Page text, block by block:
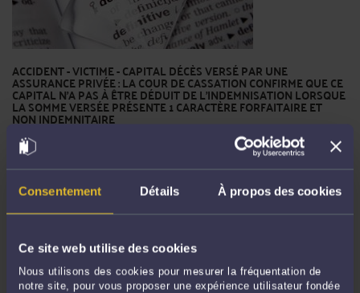
Consentement Détails À propos des cookies
Ce site web utilise des cookies
Nous utilisons des cookies pour mesurer la fréquentation de
notre site, pour vous proposer une expérience utilisateur fondée
ACCIDENT - VICTIME - CAPITAL DÉCÈS VERSÉ PAR UNE
ASSURANCE PRIVÉE : LA COUR DE CASSATION CONFIRME QUE CE
CAPITAL N’A PAS À ÊTRE DÉDUIT DE L’INDEMNISATION LORSQUE
LA SOMME VERSÉE PRÉSENTE 1 CARACTÈRE FORFAITAIRE ET
NON INDEMNITAIRE
ParVincent RAFFIN
Par cette décision du 23 janvier 2025, la Cour de cassation confirme ce que l'on
indiquait précédement dans l'une de nos publications [ Accident - Victime -
Capital décès versé par une assurance privée : Ce capital n’a pas à être déduit de
l’indemnisation lorsque la somme ...Lire la suite >